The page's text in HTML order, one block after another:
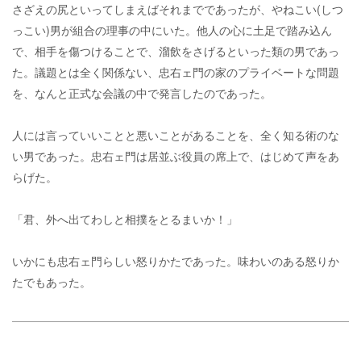
さざえの尻といってしまえばそれまでであったが、やねこい(しつ
っこい)男が組合の理事の中にいた。他人の心に土足で踏み込ん
で、相手を傷つけることで、溜飲をさげるといった類の男であっ
た。議題とは全く関係ない、忠右ェ門の家のプライベートな問題
を、なんと正式な会議の中で発言したのであった。
人には言っていいことと悪いことがあることを、全く知る術のな
い男であった。忠右ェ門は居並ぶ役員の席上で、はじめて声をあ
らげた。
「君、外へ出てわしと相撲をとるまいか！」
いかにも忠右ェ門らしい怒りかたであった。味わいのある怒りか
たでもあった。